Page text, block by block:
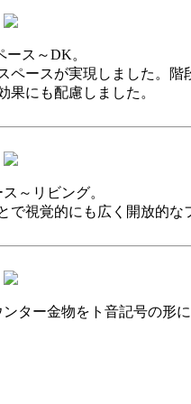
ス～DK。
ースが実現しました。階
果にも配慮しました。
～リビング。
視覚的にも広く開放的な
ター金物をト音記号の形に